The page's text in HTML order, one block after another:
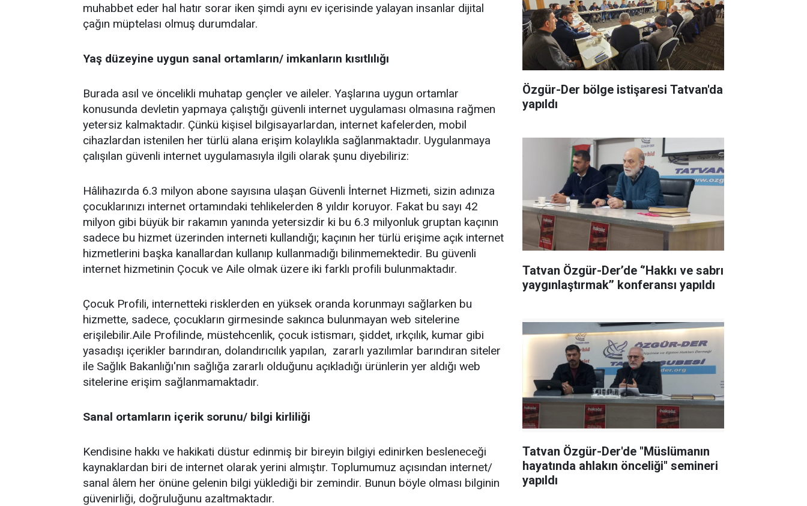
muhabbet eder hal hatır sorar iken şimdi aynı ev içerisinde yalayan insanlar dijital
çağın müptelası olmuş durumdalar.
Yaş düzeyine uygun sanal ortamların/ imkanların kısıtlılığı
Burada asıl ve öncelikli muhatap gençler ve aileler. Yaşlarına uygun ortamlar
konusunda devletin yapmaya çalıştığı güvenli internet uygulaması olmasına rağmen
yetersiz kalmaktadır. Çünkü kişisel bilgisayarlardan, internet kafelerden, mobil
cihazlardan istenilen her türlü alana erişim kolaylıkla sağlanmaktadır. Uygulanmaya
çalışılan güvenli internet uygulamasıyla ilgili olarak şunu diyebiliriz:
Hâlihazırda 6.3 milyon abone sayısına ulaşan Güvenli İnternet Hizmeti, sizin adınıza
çocuklarınızı internet ortamındaki tehlikelerden 8 yıldır koruyor. Fakat bu sayı 42
milyon gibi büyük bir rakamın yanında yetersizdir ki bu 6.3 milyonluk gruptan kaçının
sadece bu hizmet üzerinden interneti kullandığı; kaçının her türlü erişime açık internet
hizmetlerini başka kanallardan kullanıp kullanmadığı bilinmemektedir. Bu güvenli
internet hizmetinin Çocuk ve Aile olmak üzere iki farklı profili bulunmaktadır.
Çocuk Profili, internetteki risklerden en yüksek oranda korunmayı sağlarken bu
hizmette, sadece, çocukların girmesinde sakınca bulunmayan web sitelerine
erişilebilir.Aile Profilinde, müstehcenlik, çocuk istismarı, şiddet, ırkçılık, kumar gibi
yasadışı içerikler barındıran, dolandırıcılık yapılan, zararlı yazılımlar barındıran siteler
ile Sağlık Bakanlığı'nın sağlığa zararlı olduğunu açıkladığı ürünlerin yer aldığı web
sitelerine erişim sağlanmamaktadır.
Sanal ortamların içerik sorunu/ bilgi kirliliği
Kendisine hakkı ve hakikati düstur edinmiş bir bireyin bilgiyi edinirken besleneceği
kaynaklardan biri de internet olarak yerini almıştır. Toplumumuz açısından internet/
sanal âlem her önüne gelenin bilgi yüklediği bir zemindir. Bunun böyle olması bilginin
güvenirliği, doğruluğunu azaltmaktadır.
Özgür-Der bölge istişaresi Tatvan'da
yapıldı
Tatvan Özgür-Der’de ‘’Hakkı ve sabrı
yaygınlaştırmak’’ konferansı yapıldı
Tatvan Özgür-Der'de "Müslümanın
hayatında ahlakın önceliği" semineri
yapıldı